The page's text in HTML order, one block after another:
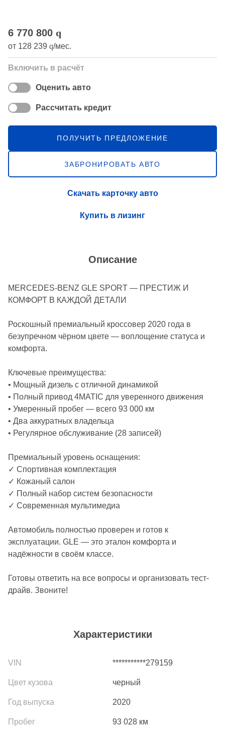
Характеристики
***********279159
черный
2020
93 028 км
Описание
MERCEDES-BENZ GLE SPORT — ПРЕСТИЖ И
КОМФОРТ В КАЖДОЙ ДЕТАЛИ
Роскошный премиальный кроссовер 2020 года в
безупречном чёрном цвете — воплощение статуса и
комфорта.
Ключевые преимущества:
• Мощный дизель с отличной динамикой
• Полный привод 4MATIC для уверенного движения
• Умеренный пробег — всего 93 000 км
• Два аккуратных владельца
• Регулярное обслуживание (28 записей)
Премиальный уровень оснащения:
✓ Спортивная комплектация
✓ Кожаный салон
✓ Полный набор систем безопасности
✓ Современная мультимедиа
Автомобиль полностью проверен и готов к
эксплуатации. GLE — это эталон комфорта и
надёжности в своём классе.
Готовы ответить на все вопросы и организовать тест-
драйв. Звоните!
6 770 800 q
от 128 239 q/мес.
Включить в расчёт
Оценить авто
Рассчитать кредит
ПОЛУЧИТЬ ПРЕДЛОЖЕНИЕ
ЗАБРОНИРОВАТЬ АВТО
Скачать карточку авто
Купить в лизинг